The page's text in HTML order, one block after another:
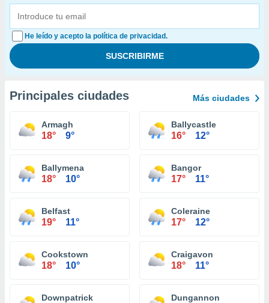
He leído y acepto la política de privacidad.
Principales ciudades Más ciudades
Armagh
18° 9°
Ballycastle
16° 12°
Ballymena
18° 10°
Bangor
17° 11°
Belfast
19° 11°
Coleraine
17° 12°
Cookstown
18° 10°
Craigavon
18° 11°
Downpatrick Dungannon